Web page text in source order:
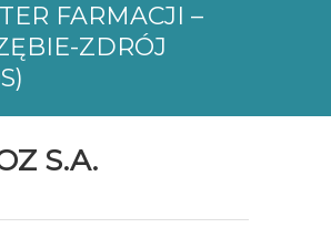
FARMACJI –
ZDRÓJ
S.A.